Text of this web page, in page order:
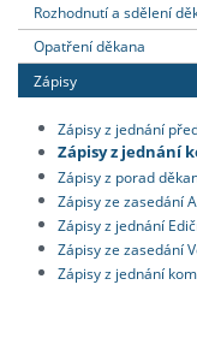
Rozhodnutí a sdělení
Opatření děkana
Zápisy
Zápisy z jednání
Zápisy z jednání
Zápisy z porad
Zápisy ze zasedání
Zápisy z jednání
Zápisy ze zasedání
Zápisy z jednání